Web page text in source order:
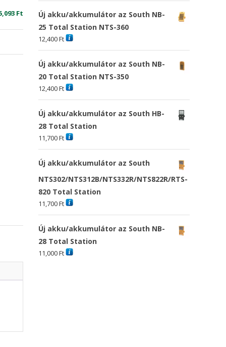
Ft Current
price
Új akku/akkumulátor az South NB-
25 Total Station NTS-360
12,400Ft
Új akku/akkumulátor az South NB-
20 Total Station NTS-350
12,400Ft
Új akku/akkumulátor az South HB-
28 Total Station
11,700Ft
Új akku/akkumulátor az South
NTS302/NTS312B/NTS332R/NTS822R/RTS-
820 Total Station
11,700Ft
Új akku/akkumulátor az South NB-
28 Total Station
11,000Ft